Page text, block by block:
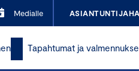
Medialle
Tapahtumat ja